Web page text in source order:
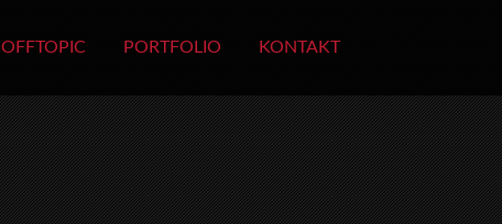
OFFTOPIC PORTFOLIO KONTAKT